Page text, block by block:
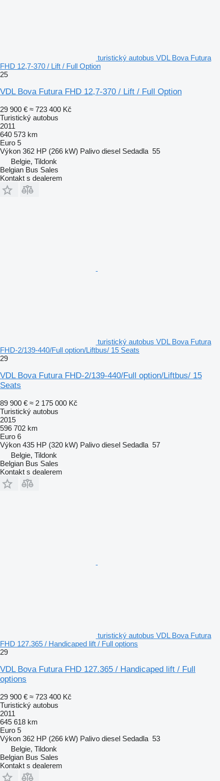
turistický autobus VDL Bova Futura
FHD 12,7-370 / Lift / Full Option
25
VDL Bova Futura FHD 12,7-370 / Lift / Full Option
29 900 € ≈ 723 400 Kč
Turistický autobus
2011
640 573 km
Euro 5
Výkon 362 HP (266 kW) Palivo diesel Sedadla 55
Belgie, Tildonk
Belgian Bus Sales
Kontakt s dealerem
turistický autobus VDL Bova Futura
FHD-2/139-440/Full option/Liftbus/ 15 Seats
29
VDL Bova Futura FHD-2/139-440/Full option/Liftbus/ 15
Seats
89 900 € ≈ 2 175 000 Kč
Turistický autobus
2015
596 702 km
Euro 6
Výkon 435 HP (320 kW) Palivo diesel Sedadla 57
Belgie, Tildonk
Belgian Bus Sales
Kontakt s dealerem
turistický autobus VDL Bova Futura
FHD 127.365 / Handicaped lift / Full options
29
VDL Bova Futura FHD 127.365 / Handicaped lift / Full
options
29 900 € ≈ 723 400 Kč
Turistický autobus
2011
645 618 km
Euro 5
Výkon 362 HP (266 kW) Palivo diesel Sedadla 53
Belgie, Tildonk
Belgian Bus Sales
Kontakt s dealerem